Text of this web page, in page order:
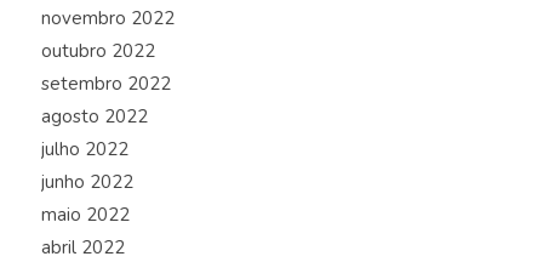
novembro 2022
outubro 2022
setembro 2022
agosto 2022
julho 2022
junho 2022
maio 2022
abril 2022